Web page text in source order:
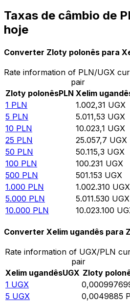
Taxas de câmbio de
hoje
Converter Zloty polonês para
Rate information of PLN/UGX
pair
Zloty polonêsPLN Xelim
1 PLN 1.002,31 UGX
5 PLN 5.011,53 UGX
10 PLN 10.023,1 UGX
25 PLN 25.057,7 UGX
50 PLN 50.115,3 UGX
100 PLN 100.231 UGX
500 PLN 501.153 UGX
1.000 PLN 1.002.310 UGX
5.000 PLN 5.011.530 UGX
10.000 PLN 10.023.100
Converter Xelim ugandês para
Rate information of UGX/PLN
pair
Xelim ugandêsUGX Zloty
1 UGX
5 UGX 0,0049885